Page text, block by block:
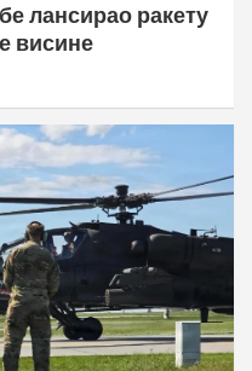
лансирао ракету
висине